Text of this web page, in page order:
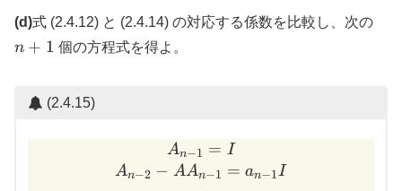
(d)式 (2.4.12) と (2.4.14) の対応する係数を比較し、次の
n + 1 個の方程式を得よ。
(2.4.15)
A_{n-1} = I \\ A_{n-2} -
An−1 = I
An−2 − AAn−1 = an−1I